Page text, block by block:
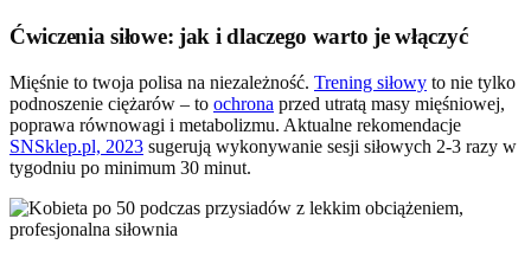
Ćwiczenia siłowe: jak i dlaczego warto je włączyć
Mięśnie to twoja polisa na niezależność. Trening siłowy to nie tylko
podnoszenie ciężarów – to ochrona przed utratą masy mięśniowej,
poprawa równowagi i metabolizmu. Aktualne rekomendacje
SNSklep.pl, 2023 sugerują wykonywanie sesji siłowych 2-3 razy w
tygodniu po minimum 30 minut.